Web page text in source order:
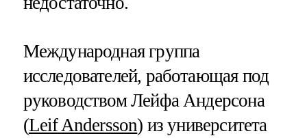
Международная группа
исследователей, работающая под
руководством Лейфа Андерсона
(Leif Andersson) из университета